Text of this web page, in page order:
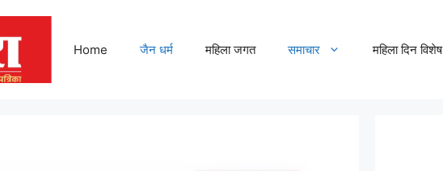
Home जैन धर्म महिला जगत समाचार महिला दिन विशेष